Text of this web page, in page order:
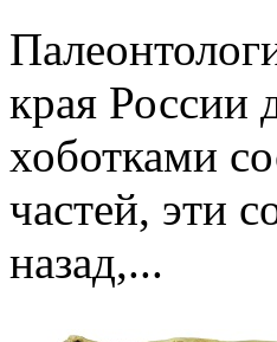
края России
хоботками
частей, эти
назад,...